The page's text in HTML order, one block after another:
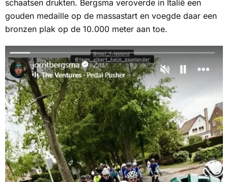
schaatsen drukten. Bergsma veroverde in Italië een
gouden medaille op de massastart en voegde daar een
bronzen plak op de 10.000 meter aan toe.